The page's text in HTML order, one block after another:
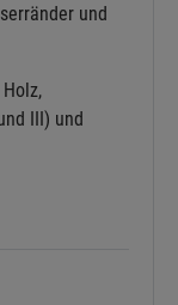
und
III) und